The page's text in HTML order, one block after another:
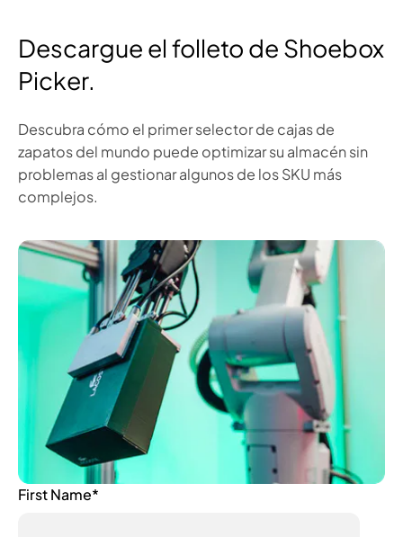
Descargue el folleto de Shoebox
Picker.
Descubra cómo el primer selector de cajas de
zapatos del mundo puede optimizar su almacén sin
problemas al gestionar algunos de los SKU más
complejos.
First Name*